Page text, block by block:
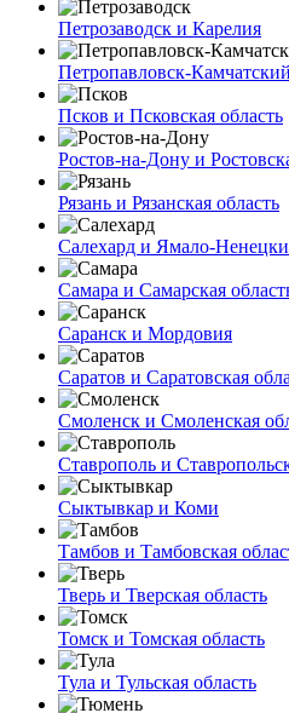
Петрозаводск и Карелия
Петропавловск-
Псков и Псковская область
Ростов-на-Дону и
Рязань и Рязанская область
Салехард и Ямало-
Самара и Самарская
Саранск и Мордовия
Саратов и Саратовская
Смоленск и Смоленская
Ставрополь и
Сыктывкар и Коми
Тамбов и Тамбовская
Тверь и Тверская область
Томск и Томская область
Тула и Тульская область